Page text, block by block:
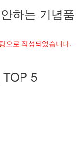
하는 기념품
으로 작성되었습니다.
5